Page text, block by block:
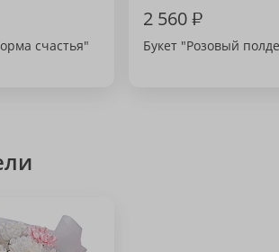
счастья"
2 560₽
Букет "Розовый